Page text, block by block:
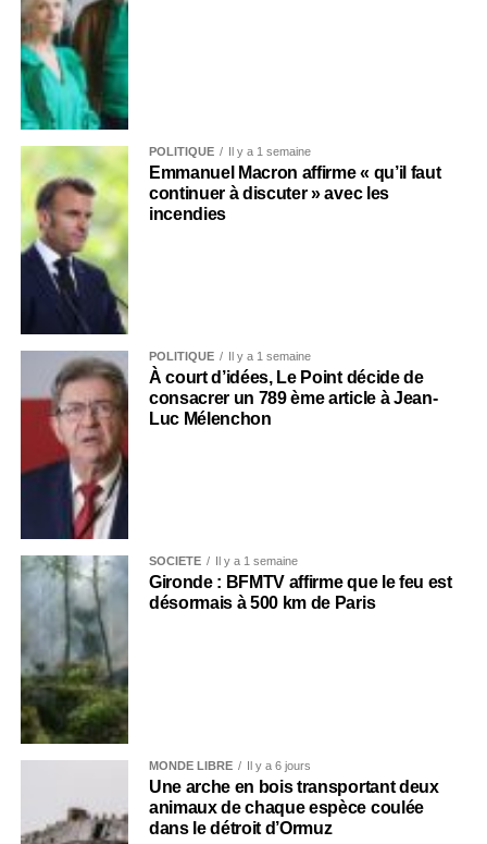
POLITIQUE Il y a 1 semaine
Emmanuel Macron affirme « qu’il faut
continuer à discuter » avec les
incendies
POLITIQUE Il y a 1 semaine
À court d’idées, Le Point décide de
consacrer un 789 ème article à Jean-
Luc Mélenchon
SOCIÉTÉ Il y a 1 semaine
Gironde : BFMTV affirme que le feu est
désormais à 500 km de Paris
MONDE LIBRE Il y a 6 jours
Une arche en bois transportant deux
animaux de chaque espèce coulée
dans le détroit d’Ormuz